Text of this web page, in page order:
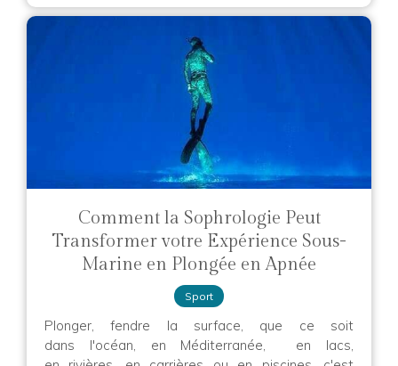
Comment la Sophrologie Peut
Transformer votre Expérience Sous-
Marine en Plongée en Apnée
Sport
Plonger, fendre la surface, que ce soit
dans l'océan, en Méditerranée, en lacs,